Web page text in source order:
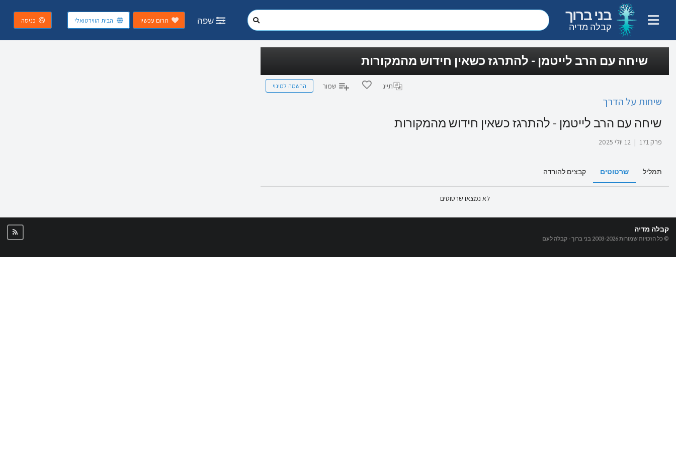
בני ברוך
קבלה מדיה
שפה תרום עכשיו הבית הווירטואלי כניסה
שיחה עם הרב לייטמן - להתרגז כשאין חידוש מהמקורות
תייג שמור הרשמה למינוי
שיחות על הדרך
שיחה עם הרב לייטמן - להתרגז כשאין חידוש מהמקורות
פרק 171 | 12 יולי 2025
תמליל שרטוטים קבצים להורדה
לא נמצאו שרטוטים
קבלה מדיה
© כל הזכויות שמורות 2003-2026 בני ברוך - קבלה לעם